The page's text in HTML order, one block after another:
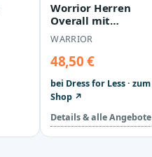
Worrior Herren
Overall mit
Druckknöpfen
(Schwarz)
WARRIOR
48,50 €
bei Dress for Less · zum
Shop ↗
Details & alle Angebote